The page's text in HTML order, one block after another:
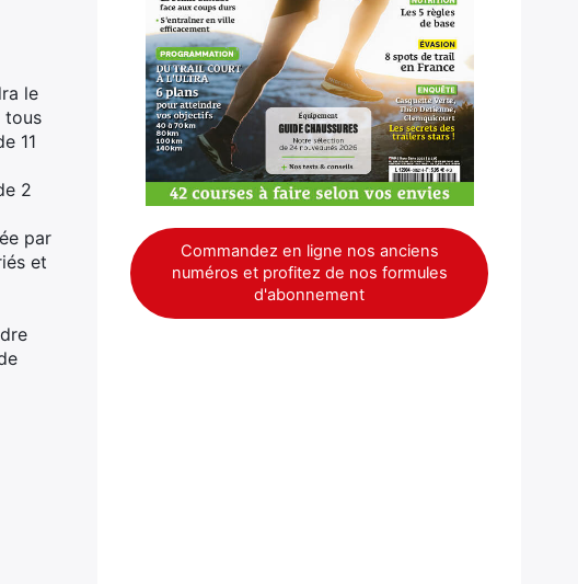
le
tous
11
2
par
et
Commandez en ligne nos anciens
numéros et profitez de nos formules
d'abonnement